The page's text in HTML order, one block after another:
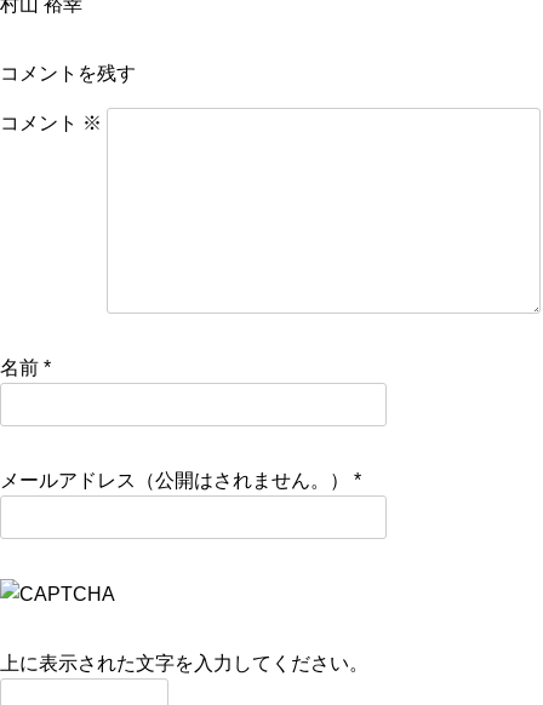
コメントを残す
コメント ※
名前 *
メールアドレス（公開はされません。） *
上に表示された文字を入力してください。